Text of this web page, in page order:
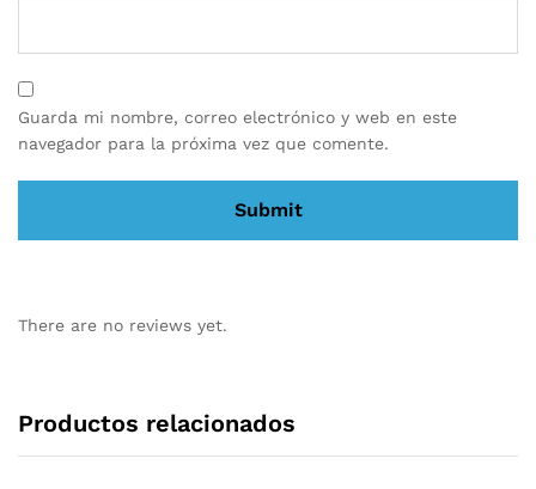
Guarda mi nombre, correo electrónico y web en este
navegador para la próxima vez que comente.
There are no reviews yet.
Productos relacionados